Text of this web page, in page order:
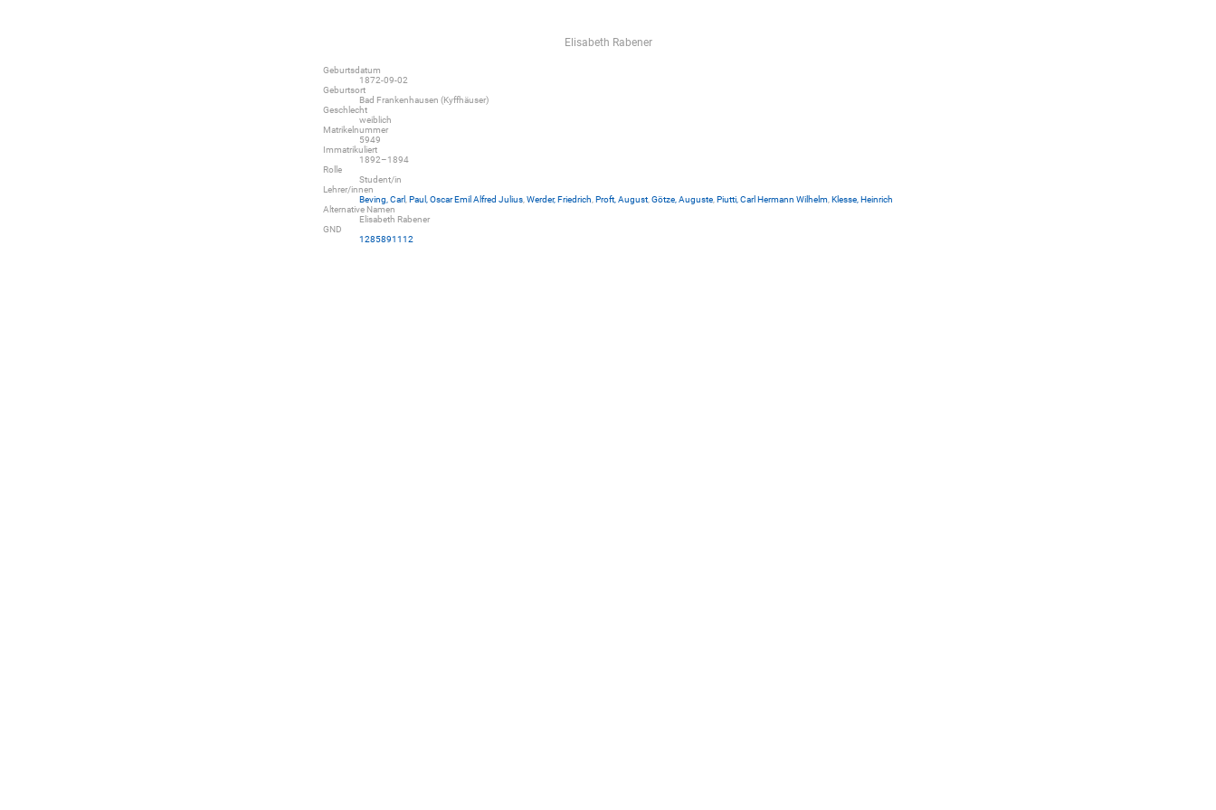
Elisabeth Rabener
Geburtsdatum
1872-09-02
Geburtsort
Bad Frankenhausen (Kyffhäuser)
Geschlecht
weiblich
Matrikelnummer
5949
Immatrikuliert
1892–1894
Rolle
Student/in
Lehrer/innen
Beving, Carl Paul, Oscar Emil Alfred Julius Werder, Friedrich Proft, August Götze, Auguste Piutti, Carl Hermann Wilhelm Klesse, Heinrich
Alternative Namen
Elisabeth Rabener
GND
1285891112